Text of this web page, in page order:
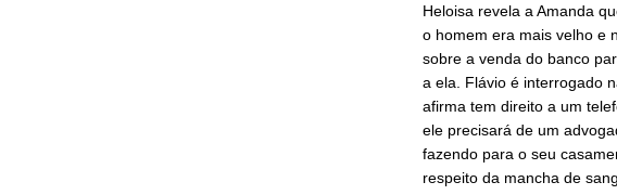
Heloisa revela a Amanda
o homem era mais velho e
sobre a venda do banco
a ela. Flávio é interrogado
afirma tem direito a um
ele precisará de um
fazendo para o seu
respeito da mancha de